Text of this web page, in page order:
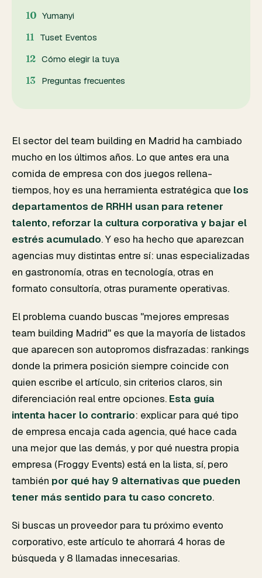
Yumanyi
Tuset Eventos
Cómo elegir la tuya
Preguntas frecuentes
El sector del team building en Madrid ha cambiado
mucho en los últimos años. Lo que antes era una
comida de empresa con dos juegos rellena-
tiempos, hoy es una herramienta estratégica que los
departamentos de RRHH usan para retener
talento, reforzar la cultura corporativa y bajar el
estrés acumulado. Y eso ha hecho que aparezcan
agencias muy distintas entre sí: unas especializadas
en gastronomía, otras en tecnología, otras en
formato consultoría, otras puramente operativas.
El problema cuando buscas "mejores empresas
team building Madrid" es que la mayoría de listados
que aparecen son autopromos disfrazadas: rankings
donde la primera posición siempre coincide con
quien escribe el artículo, sin criterios claros, sin
diferenciación real entre opciones. Esta guía
intenta hacer lo contrario: explicar para qué tipo
de empresa encaja cada agencia, qué hace cada
una mejor que las demás, y por qué nuestra propia
empresa (Froggy Events) está en la lista, sí, pero
también por qué hay 9 alternativas que pueden
tener más sentido para tu caso concreto.
Si buscas un proveedor para tu próximo evento
corporativo, este artículo te ahorrará 4 horas de
búsqueda y 8 llamadas innecesarias.